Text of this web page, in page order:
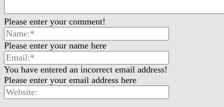
Please enter your comment!
Please enter your name here
You have entered an incorrect email address!
Please enter your email address here